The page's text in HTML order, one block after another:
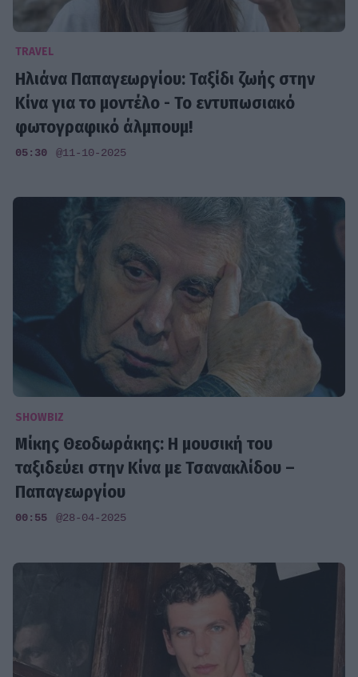
TRAVEL
Ηλιάνα Παπαγεωργίου: Ταξίδι ζωής στην
Κίνα για το μοντέλο - Το εντυπωσιακό
φωτογραφικό άλμπουμ!
05:30 @11-10-2025
SHOWBIZ
Μίκης Θεοδωράκης: Η μουσική του
ταξιδεύει στην Κίνα με Τσανακλίδου –
Παπαγεωργίου
00:55 @28-04-2025